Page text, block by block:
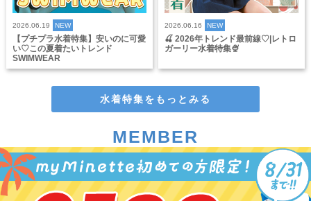
2026.06.19 NEW
【プチプラ水着特集】安いのに可愛
い♡この夏着たいトレンド
SWIMWEAR
2026.06.16 NEW
🍒 2026年トレンド最前線♡|レトロ
ガーリー水着特集🍨
水着特集をもっとみる
MEMBER